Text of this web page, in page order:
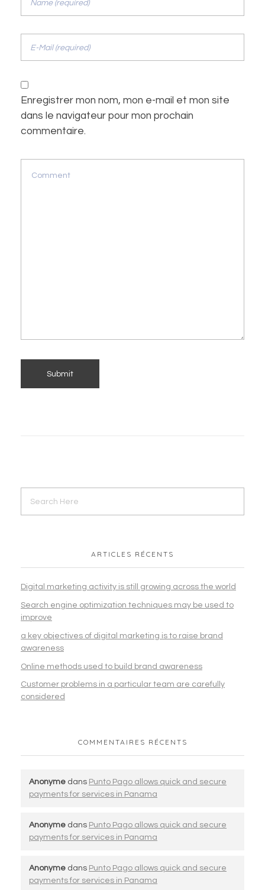
Enregistrer mon nom, mon e-mail et mon site
dans le navigateur pour mon prochain
commentaire.
ARTICLES RÉCENTS
Digital marketing activity is still growing across the world
Search engine optimization techniques may be used to
improve
a key objectives of digital marketing is to raise brand
awareness
Online methods used to build brand awareness
Customer problems in a particular team are carefully
considered
COMMENTAIRES RÉCENTS
Anonyme dans Punto Pago allows quick and secure
payments for services in Panama
Anonyme dans Punto Pago allows quick and secure
payments for services in Panama
Anonyme dans Punto Pago allows quick and secure
payments for services in Panama